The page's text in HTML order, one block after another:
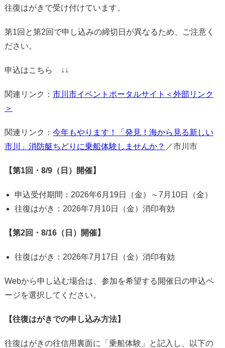
往復はがきで受け付けています。
第1回と第2回で申し込みの締切日が異なるため、ご注意く
ださい。
申込はこちら ↓↓
関連リンク： 市川市イベントポータルサイト＜外部リンク
＞
関連リンク： 今年もやります！「発見！海から見る新しい
市川」消防艇ちどりに乗船体験しませんか？ ／市川市
【第1回・8/9（日）開催】
申込受付期間：2026年6月19日（金）～7月10日（金）
往復はがき：2026年7月10日（金）消印有効
【第2回・8/16（日）開催】
往復はがき：2026年7月17日（金）消印有効
Webから申し込む場合は、参加を希望する開催日の申込ペ
ージを選択してください。
【往復はがきでの申し込み方法】
往復はがきの往信用裏面に「乗船体験」と記入し、以下の